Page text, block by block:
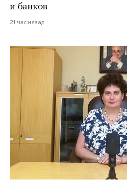
и банков
21 час назад